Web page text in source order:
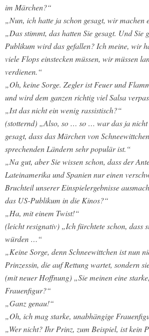
im Märchen?“
„Nun, ich hatte ja schon gesagt, wir machen
„Das stimmt, das hatten Sie gesagt. Und Sie
Publikum wird das gefallen? Ich meine, wir
viele Flops einstecken müssen, wir müssen
verdienen.“
„Oh, keine Sorge. Zegler ist Feuer und
und wird dem ganzen richtig viel Salsa
„Ist das nicht ein wenig rassistisch?“
(stotternd) „Also, so … so … war das ja nicht
gesagt, dass das Märchen von
sprechenden Ländern sehr populär ist.“
„Na gut, aber Sie wissen schon, dass der
Lateinamerika und Spanien nur einen
Bruchteil unserer Einspielergebnisse
das US-Publikum in die Kinos?“
„Ha, mit einem Twist!“
(leicht resignativ) „Ich fürchtete schon, dass
würden …“
„Keine Sorge, denn Schneewittchen ist nun
Prinzessin, die auf Rettung wartet, sondern
(mit neuer Hoffnung) „Sie meinen eine
Frauenfigur?“
„Ganz genau!“
„Oh, ich mag starke, unabhängige
„Wer nicht? Ihr Prinz, zum Beispiel, ist kein